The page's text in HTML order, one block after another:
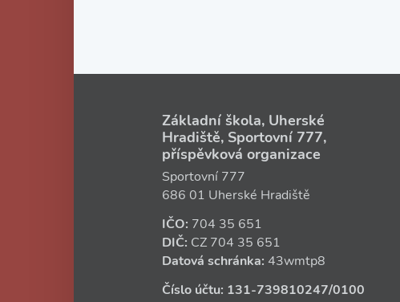
Základní škola, Uherské
Hradiště, Sportovní 777,
příspěvková organizace
Sportovní 777
686 01 Uherské Hradiště
IČO: 704 35 651
DIČ: CZ 704 35 651
Datová schránka: 43wmtp8
Číslo účtu: 131‑739810247/0100